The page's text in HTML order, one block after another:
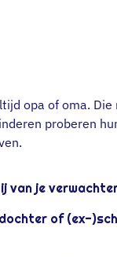
opa of oma.
proberen
je
of (ex-